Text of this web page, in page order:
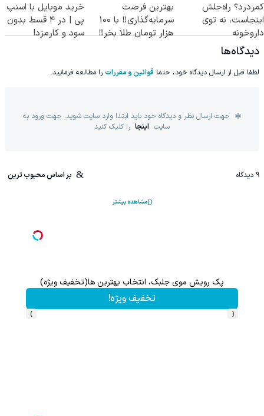
کمردرد؟ راه‌حلش
اینجاست، نه توی
داروخونه
بهترین فرصت
سرمایه‌گذاری‼️ با 100
هزار تومان طلا بخر‼️
خرید موبایل با اسنپ
پی | در ۴ قسط بدون
سود و کارمزد!
دیدگاه‌ها
لطفا قبل از ارسال دیدگاه خود، حتما قوانین و مقررات را مطالعه فرمایید.
جهت ارسال نظر و دیدگاه خود باید ابتدا وارد سایت شوید. جهت ورود به
سایت اینجا را کلیک کنید
9 دیدگاه بر اساس محبوب ترین
مشاهده بیشتر
پک رویش موی جلبک، انتخاب بهترین ها(تخفیف ویژه)
تخفیف ویژه!
‹
›